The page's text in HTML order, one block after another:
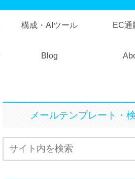
構成・AIツール EC通
Blog
メールテンプレート・